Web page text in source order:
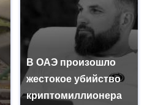
В ОАЭ произошло
жестокое убийство
криптомиллионера